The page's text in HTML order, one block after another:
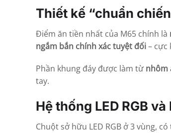
Thiết kế “chuẩn
Điểm ăn tiền nhất của M65 chính là
ngắm bắn chính xác tuyệt đối– cực
Phần khung đáy được làm từ nhôm
tay.
Hệ thống LED RGB
Chuột sở hữu LED RGB ở 3 vùng,